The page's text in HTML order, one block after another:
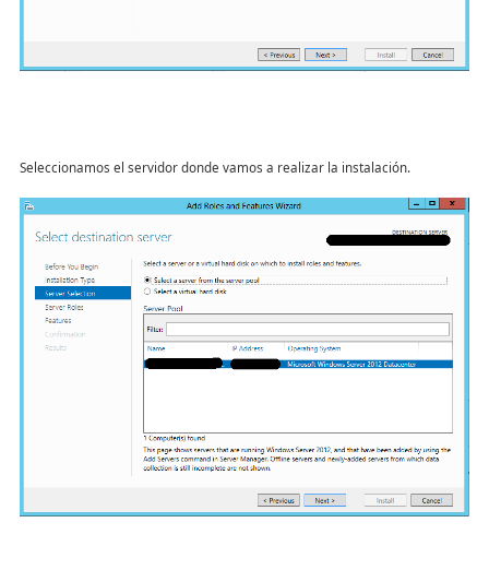
Seleccionamos el servidor donde vamos a realizar la instalación.